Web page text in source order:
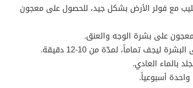
مع فولر الأرض بشكل جيد، للحصول على معجون
على بشرة الوجه والعنق.
ليجف تماماً، لمدّة من 10-12 دقيقة.
بالماء العادي.
واحدة أسبوعياً.